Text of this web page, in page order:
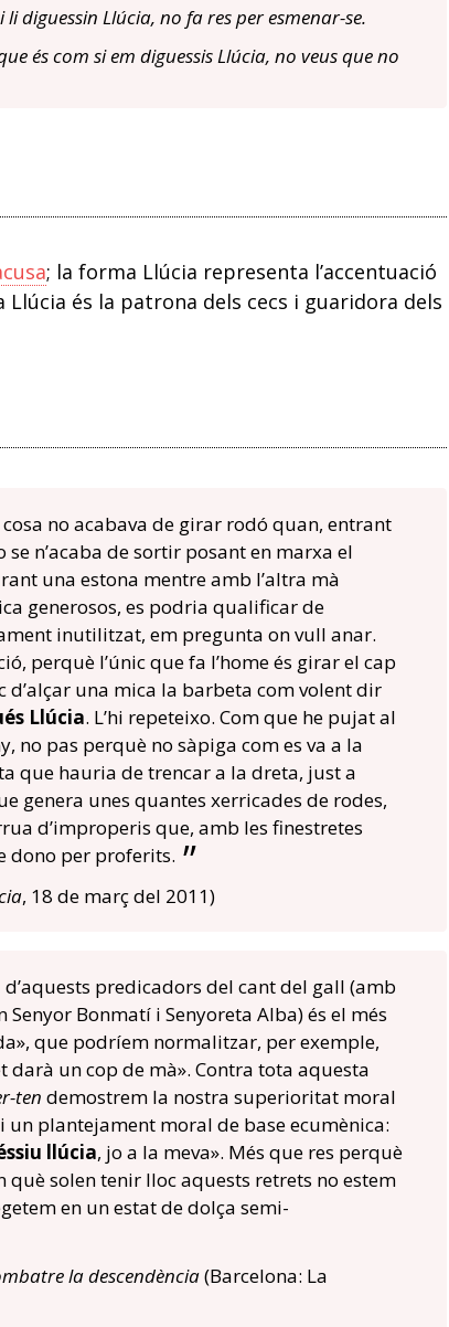
diguessin Llúcia, no fa res per esmenar-se.
és com si em diguessis Llúcia, no veus que no
; la forma Llúcia representa l’accentuació
Llúcia és la patrona dels cecs i guaridora dels
no acabava de girar rodó quan, entrant
n’acaba de sortir posant en marxa el
una estona mentre amb l’altra mà
generosos, es podria qualificar de
inutilitzat, em pregunta on vull anar.
perquè l’únic que fa l’home és girar el cap
una mica la barbeta com volent dir
Llúcia. L’hi repeteixo. Com que he pujat al
no pas perquè no sàpiga com es va a la
que hauria de trencar a la dreta, just a
genera unes quantes xerricades de rodes,
d’improperis que, amb les finestretes
dono per proferits.
, 18 de març del 2011)
predicadors del cant del gall (amb
Bonmatí i Senyoreta Alba) és el més
que podríem normalitzar, per exemple,
darà un cop de mà». Contra tota aquesta
ten demostrem la nostra superioritat moral
plantejament moral de base ecumènica:
llúcia, jo a la meva». Més que res perquè
solen tenir lloc aquests retrets no estem
en un estat de dolça semi-
la descendència(Barcelona: La